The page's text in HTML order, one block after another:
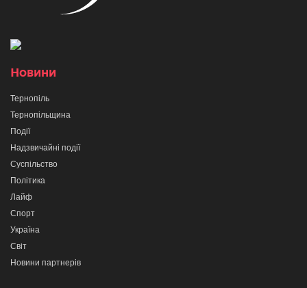
Новини
Тернопіль
Тернопільщина
Події
Надзвичайні події
Суспільство
Політика
Лайф
Спорт
Україна
Світ
Новини партнерів